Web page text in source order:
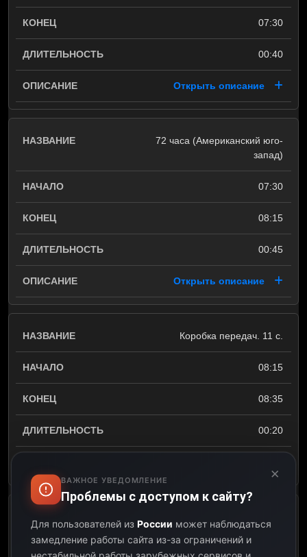
07:30
00:40
Открыть описание
72 часа (Американский юго-
запад)
07:30
08:15
00:45
Открыть описание
Коробка передач. 11 с.
08:15
08:35
00:20
×
ВАЖНОЕ УВЕДОМЛЕНИЕ
Проблемы с доступом к сайту?
Для пользователей из России может наблюдаться
замедление работы сайта из-за ограничений и